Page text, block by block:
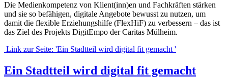
Die Medienkompetenz von Klient(inn)en und Fachkräften stärken
und sie so befähigen, digitale Angebote bewusst zu nutzen, um
damit die flexible Erziehungshilfe (FlexHiF) zu verbessern – das ist
das Ziel des Projekts DigitEmpo der Caritas Mülheim.
Link zur Seite: 'Ein Stadtteil wird digital fit gemacht '
Ein Stadtteil wird digital fit gemacht